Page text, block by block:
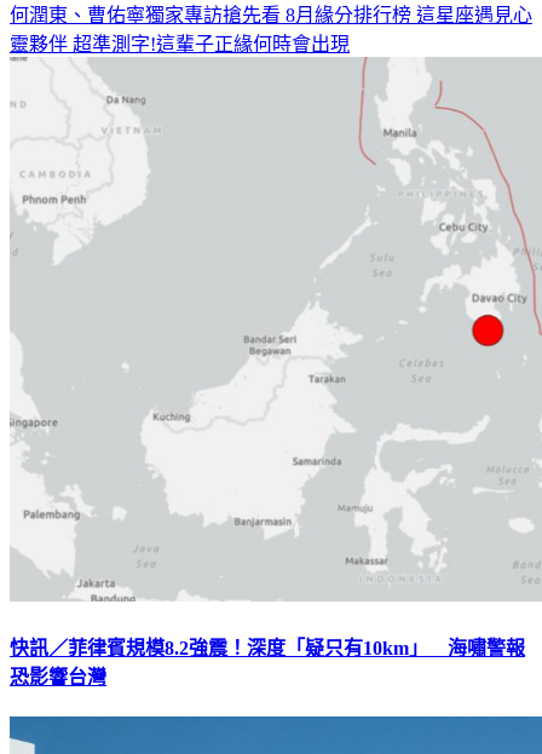
何潤東、曹佑寧獨家專訪搶先看 8月緣分排行榜 這星座遇見心
靈夥伴 超準測字!這輩子正緣何時會出現
快訊／菲律賓規模8.2強震！深度「疑只有10km」 海嘯警報
恐影響台灣